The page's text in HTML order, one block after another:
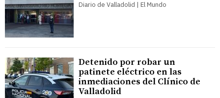
Diario de Valladolid | El Mundo
Detenido por robar un
patinete eléctrico en las
inmediaciones del Clínico de
Valladolid